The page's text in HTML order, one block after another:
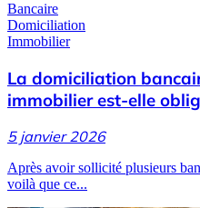
Bancaire
Domiciliation
Immobilier
La domiciliation
immobilier est-elle
5 janvier 2026
Après avoir sollicité plusieurs
voilà que ce...